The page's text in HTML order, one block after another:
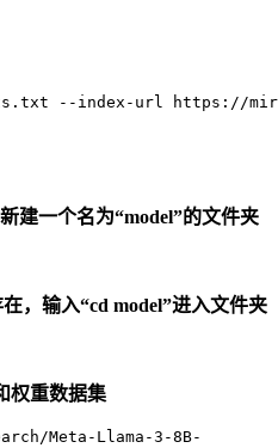
建一个名为“model”的文件夹
，输入“cd model”进入文件夹
权重数据集
Meta-Llama-3-8B-